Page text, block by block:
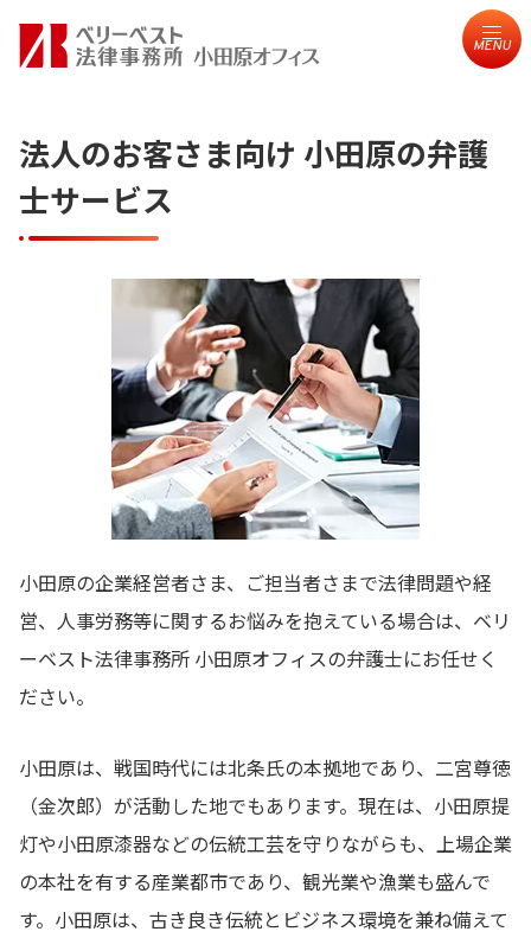
MENU
法人のお客さま向け 小田原の弁護
士サービス
小田原の企業経営者さま、ご担当者さまで法律問題や経
営、人事労務等に関するお悩みを抱えている場合は、ベリ
ーベスト法律事務所 小田原オフィスの弁護士にお任せく
ださい。
小田原は、戦国時代には北条氏の本拠地であり、二宮尊徳
（金次郎）が活動した地でもあります。現在は、小田原提
灯や小田原漆器などの伝統工芸を守りながらも、上場企業
の本社を有する産業都市であり、観光業や漁業も盛んで
す。小田原は、古き良き伝統とビジネス環境を兼ね備えて